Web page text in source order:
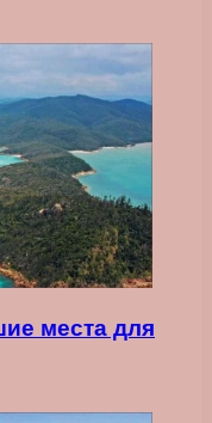
места для